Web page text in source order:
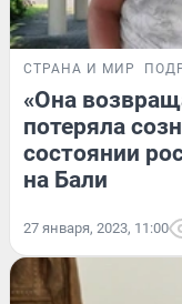
СТРАНА И МИР
«Она
потеряла
состоянии
на Бали
27 января, 2023, 11:00